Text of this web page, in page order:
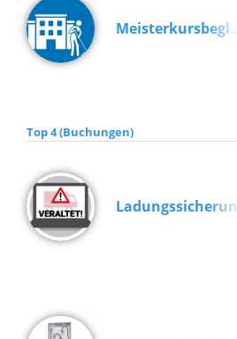
Meisterkursbegl…
Top 4 (Buchungen)
Ladungssicherung